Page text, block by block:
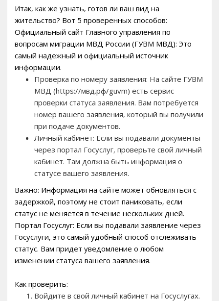
Итак‚ как же узнать‚ готов ли ваш вид на
жительство? Вот 5 проверенных способов:
Официальный сайт Главного управления по
вопросам миграции МВД России (ГУВМ МВД): Это
самый надежный и официальный источник
информации.
Проверка по номеру заявления: На сайте ГУВМ
МВД (https://мвд.рф/guvm) есть сервис
проверки статуса заявления. Вам потребуется
номер вашего заявления‚ который вы получили
при подаче документов.
Личный кабинет: Если вы подавали документы
через портал Госуслуг‚ проверьте свой личный
кабинет. Там должна быть информация о
статусе вашего заявления.
Важно: Информация на сайте может обновляться с
задержкой‚ поэтому не стоит паниковать‚ если
статус не меняется в течение нескольких дней.
Портал Госуслуг: Если вы подавали заявление через
Госуслуги‚ это самый удобный способ отслеживать
статус. Вам придет уведомление о любом
изменении статуса вашего заявления.
Как проверить:
Войдите в свой личный кабинет на Госуслугах.